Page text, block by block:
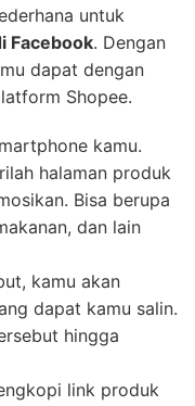
untuk
Facebook. Dengan
dapat dengan
Shopee.
kamu.
halaman produk
Bisa berupa
dan lain